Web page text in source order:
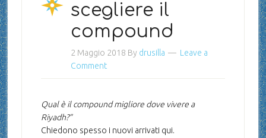
scegliere il
compound
2 Maggio 2018 By drusilla
Leave a
Comment
Qual è il compound migliore dove vivere a
Riyadh?”
Chiedono spesso i nuovi arrivati qui.